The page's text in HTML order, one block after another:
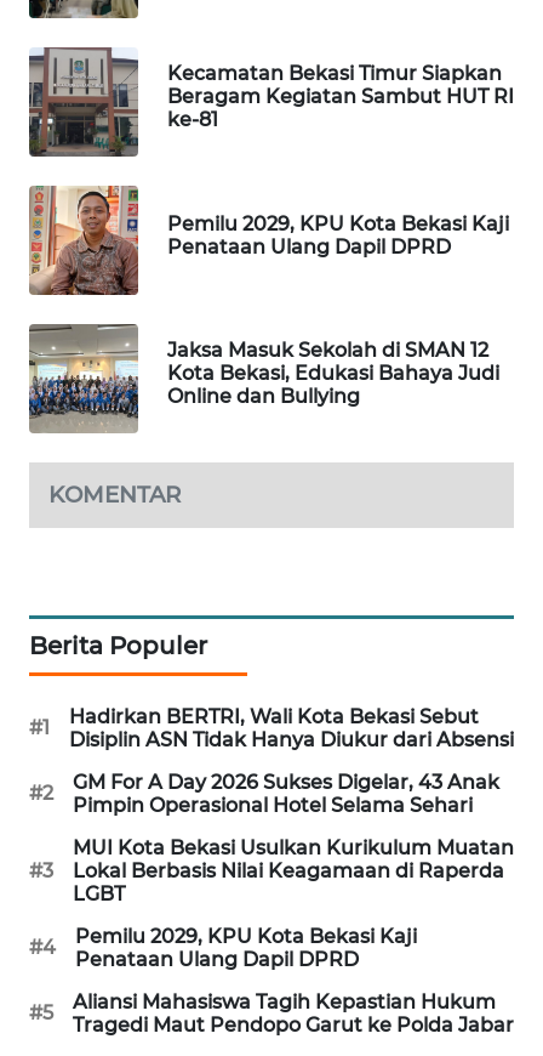
Kecamatan Bekasi Timur Siapkan
Beragam Kegiatan Sambut HUT RI
ke-81
Pemilu 2029, KPU Kota Bekasi Kaji
Penataan Ulang Dapil DPRD
Jaksa Masuk Sekolah di SMAN 12
Kota Bekasi, Edukasi Bahaya Judi
Online dan Bullying
KOMENTAR
Berita Populer
#1
Hadirkan BERTRI, Wali Kota Bekasi Sebut
Disiplin ASN Tidak Hanya Diukur dari Absensi
#2
GM For A Day 2026 Sukses Digelar, 43 Anak
Pimpin Operasional Hotel Selama Sehari
#3
MUI Kota Bekasi Usulkan Kurikulum Muatan
Lokal Berbasis Nilai Keagamaan di Raperda
LGBT
#4
Pemilu 2029, KPU Kota Bekasi Kaji
Penataan Ulang Dapil DPRD
#5
Aliansi Mahasiswa Tagih Kepastian Hukum
Tragedi Maut Pendopo Garut ke Polda Jabar
NEWS
METRO
SIANTAR
METRO
MEDAN
NEWS
METRO
JAKARTA
NEWS
KRT
NEWS
JURNAL
MARITIM
HUMBANG
NEWS
ID
ENERGI
NEWS